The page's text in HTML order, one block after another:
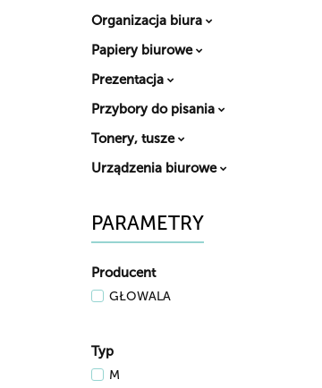
Organizacja biura
Papiery biurowe
Prezentacja
Przybory do pisania
Tonery, tusze
Urządzenia biurowe
PARAMETRY
Producent
GŁOWALA
Typ
M